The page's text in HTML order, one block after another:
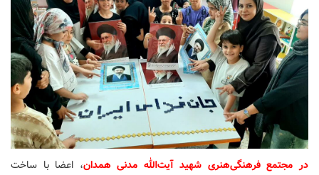
در مجتمع فرهنگی‌هنری شهید آیت‌الله مدنی همدان، اعضا با ساخت